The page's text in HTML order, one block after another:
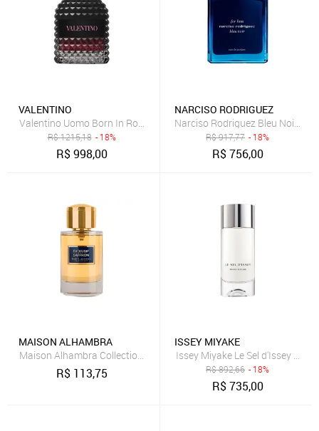
VALENTINO
Valentino Uomo Born In Roma Eau de Parfum Intense - Perfume
R$1215,18 - 18%
R$998,00
NARCISO RODRIGUEZ
Narciso Rodriguez Bleu Noir
R$917,77 - 18%
R$756,00
MAISON ALHAMBRA
Maison Alhambra Collection Exclusif Saffron Eau de Parfum -
R$ 113,75
ISSEY MIYAKE
Issey Miyake Le Sel d'Issey Eau
R$892,66 - 18%
R$735,00